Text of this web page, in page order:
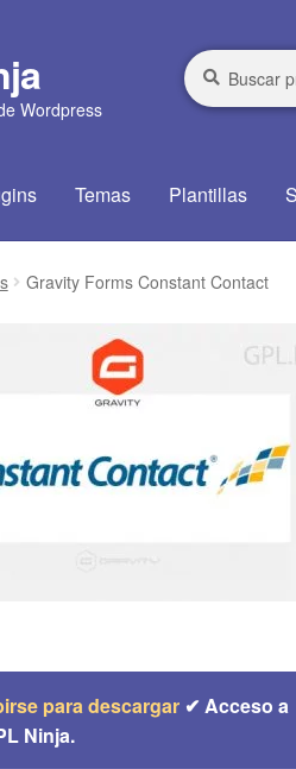
Wordpress
Buscar
por:
Buscar
Temas Plantillas
Gravity Forms Constant Contact
para descargar ✔ Acceso a
Ninja.